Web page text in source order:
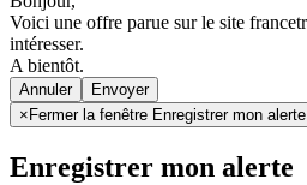
Voici une offre parue sur le site
intéresser.
A bientôt.
Annuler
× Fermer la fenêtre Enregistrer mon alerte
Enregistrer mon alerte